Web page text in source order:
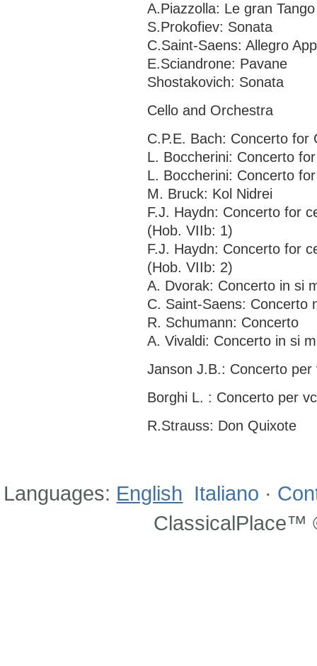
A.Piazzolla: Le gran Tango
S.Prokofiev: Sonata
C.Saint-Saens: Allegro
E.Sciandrone: Pavane
Shostakovich: Sonata
Cello and Orchestra
C.P.E. Bach: Concerto for
L. Boccherini: Concerto
L. Boccherini: Concerto
M. Bruck: Kol Nidrei
F.J. Haydn: Concerto for
(Hob. VIIb: 1)
F.J. Haydn: Concerto for
(Hob. VIIb: 2)
A. Dvorak: Concerto in si
C. Saint-Saens: Concerto
R. Schumann: Concerto
A. Vivaldi: Concerto in si
Janson J.B.: Concerto
Borghi L. : Concerto per
R.Strauss: Don Quixote
Languages: English Italiano ·
ClassicalPlace™